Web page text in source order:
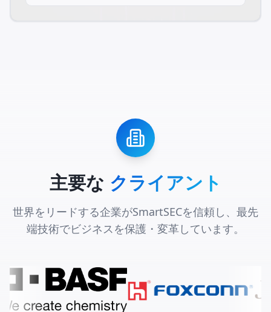
主要な クライアント
世界をリードする企業がSmartSECを信頼し、最先
端技術でビジネスを保護・変革しています。